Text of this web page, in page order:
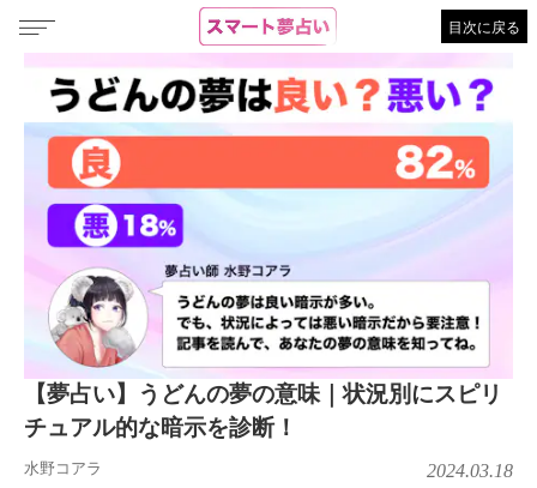
目次に戻る
【夢占い】うどんの夢の意味｜状況別にスピリ
チュアル的な暗示を診断！
水野コアラ 2024.03.18